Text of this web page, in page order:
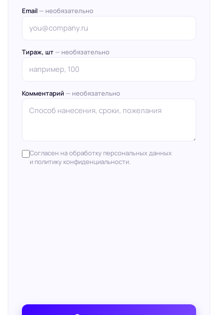
Email — необязательно
Тираж, шт — необязательно
Комментарий — необязательно
Согласен на обработку персональных данных
и политику конфиденциальности.